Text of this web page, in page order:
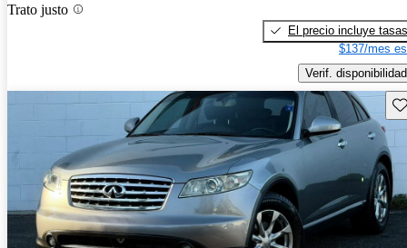
Trato justo
El precio incluye tasas
$137/mes
Verif. disponibilidad